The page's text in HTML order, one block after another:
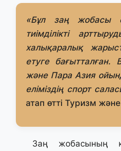
«Бұл заң жобасы
тиімділікті
халықаралық
етуге
және Пара Азия
еліміздің спорт
атап өтті Туризм
⠀ Заң жобасының